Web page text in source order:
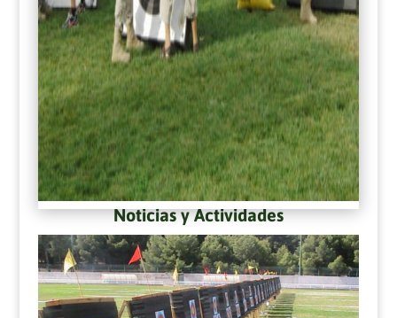
Noticias y Actividades